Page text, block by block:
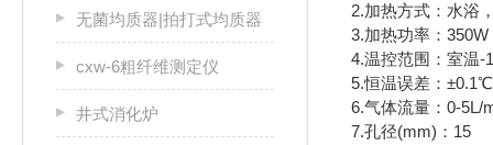
无菌均质器|拍打式均质器
cxw-6粗纤维测定仪
井式消化炉
2.加热方式：水浴
3.加热功率：350W
4.温控范围：室温
5.恒温误差：±0.1℃
6.气体流量：0-5L/
7.孔径(mm)：15